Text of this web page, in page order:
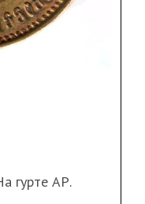
гурте АР.